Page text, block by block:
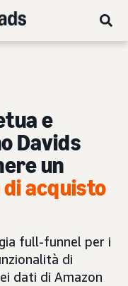
e
Davids
un
acquisto
full-funnel per i
di
dati di Amazon